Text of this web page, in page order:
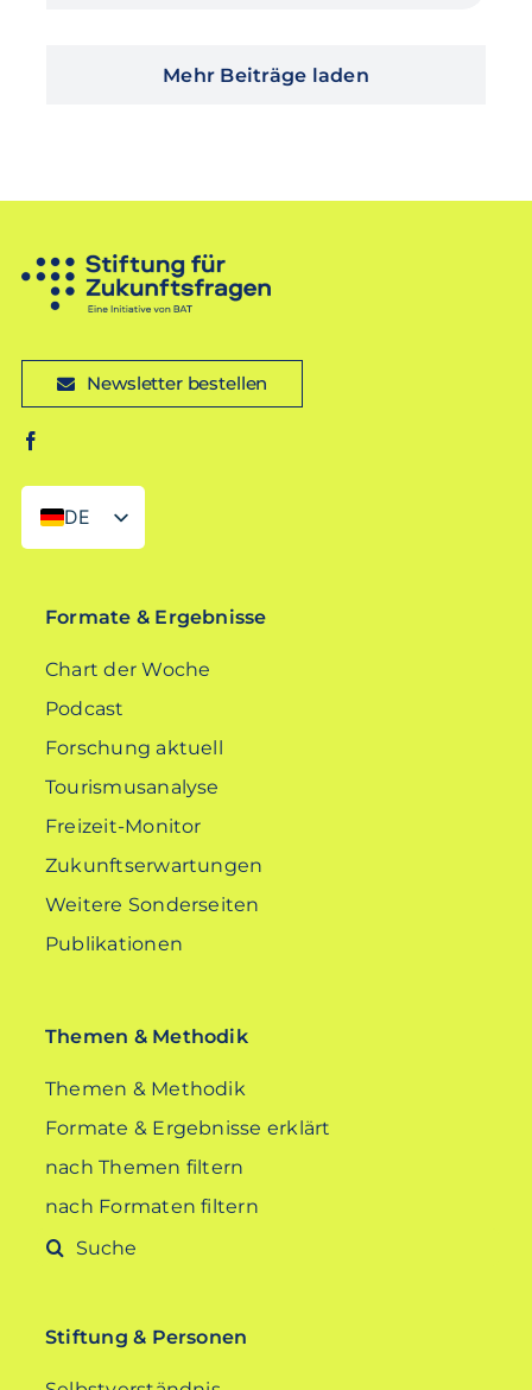
Mehr Beiträge laden
Newsletter bestellen
DE
EN
Formate & Ergebnisse
Chart der Woche
Podcast
Forschung aktuell
Tourismusanalyse
Freizeit-Monitor
Zukunftserwartungen
Weitere Sonderseiten
Publikationen
Themen & Methodik
Themen & Methodik
Formate & Ergebnisse erklärt
nach Themen filtern
nach Formaten filtern
Suche
Stiftung & Personen